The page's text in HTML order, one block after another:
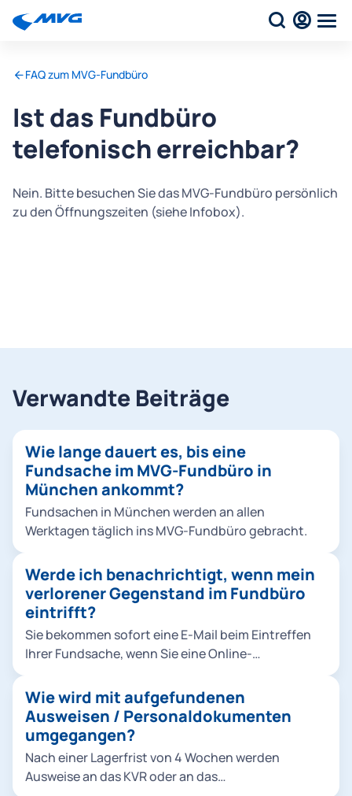
FAQ zum MVG-Fundbüro
Ist das Fundbüro
telefonisch erreichbar?
Nein. Bitte besuchen Sie das MVG-Fundbüro persönlich
zu den Öffnungszeiten (siehe Infobox).
Verwandte Beiträge
Wie lange dauert es, bis eine
Fundsache im MVG-Fundbüro in
München ankommt?
Fundsachen in München werden an allen
Werktagen täglich ins MVG-Fundbüro gebracht.
Werde ich benachrichtigt, wenn mein
verlorener Gegenstand im Fundbüro
eintrifft?
Sie bekommen sofort eine E-Mail beim Eintreffen
Ihrer Fundsache, wenn Sie eine Online-
aufgegeben haben.
Wie wird mit aufgefundenen
Ausweisen / Personaldokumenten
umgegangen?
Nach einer Lagerfrist von 4 Wochen werden
Ausweise an das KVR oder an das